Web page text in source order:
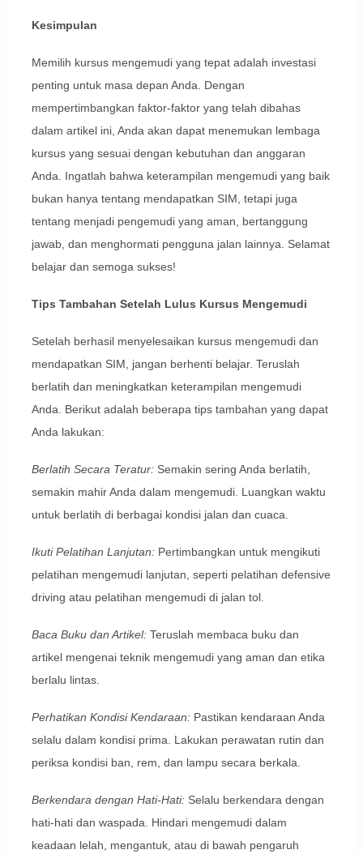
Kesimpulan
Memilih kursus mengemudi yang tepat adalah investasi
penting untuk masa depan Anda. Dengan
mempertimbangkan faktor-faktor yang telah dibahas
dalam artikel ini, Anda akan dapat menemukan lembaga
kursus yang sesuai dengan kebutuhan dan anggaran
Anda. Ingatlah bahwa keterampilan mengemudi yang baik
bukan hanya tentang mendapatkan SIM, tetapi juga
tentang menjadi pengemudi yang aman, bertanggung
jawab, dan menghormati pengguna jalan lainnya. Selamat
belajar dan semoga sukses!
Tips Tambahan Setelah Lulus Kursus Mengemudi
Setelah berhasil menyelesaikan kursus mengemudi dan
mendapatkan SIM, jangan berhenti belajar. Teruslah
berlatih dan meningkatkan keterampilan mengemudi
Anda. Berikut adalah beberapa tips tambahan yang dapat
Anda lakukan:
Berlatih Secara Teratur:Semakin sering Anda berlatih,
semakin mahir Anda dalam mengemudi. Luangkan waktu
untuk berlatih di berbagai kondisi jalan dan cuaca.
Ikuti Pelatihan Lanjutan:Pertimbangkan untuk mengikuti
pelatihan mengemudi lanjutan, seperti pelatihan defensive
driving atau pelatihan mengemudi di jalan tol.
Baca Buku dan Artikel:Teruslah membaca buku dan
artikel mengenai teknik mengemudi yang aman dan etika
berlalu lintas.
Perhatikan Kondisi Kendaraan:Pastikan kendaraan Anda
selalu dalam kondisi prima. Lakukan perawatan rutin dan
periksa kondisi ban, rem, dan lampu secara berkala.
Berkendara dengan Hati-Hati:Selalu berkendara dengan
hati-hati dan waspada. Hindari mengemudi dalam
keadaan lelah, mengantuk, atau di bawah pengaruh